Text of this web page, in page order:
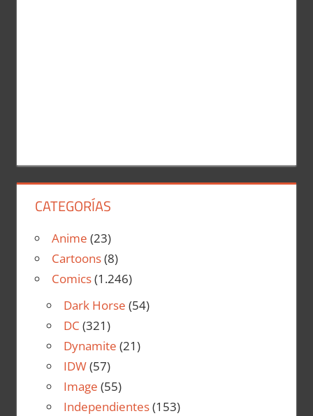
CATEGORÍAS
Anime (23)
Cartoons(8)
Comics(1.246)
Dark Horse (54)
DC (321)
Dynamite (21)
IDW(57)
Image (55)
Independientes(153)